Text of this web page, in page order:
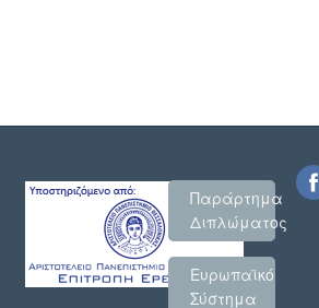
Παράρτημα
Διπλώματος
Ευρωπαϊκό
Σύστημα